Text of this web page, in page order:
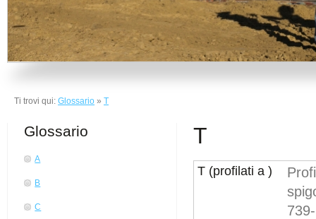
Ti trovi qui: Glossario » T
Glossario
A
B
C
T
T (profilati a )